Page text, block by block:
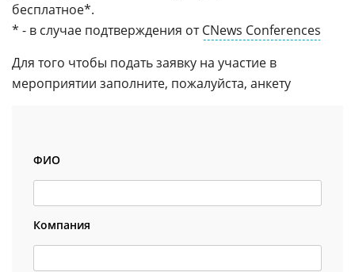
бесплатное*.
* - в случае подтверждения отCNews Conferences
Для того чтобы подать заявку на участие в
мероприятии заполните, пожалуйста, анкету
ФИО
Компания